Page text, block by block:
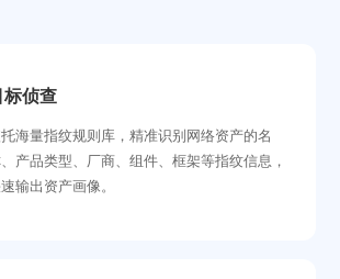
标侦查
海量指纹规则库，精准识别网络资产的名
产品类型、厂商、组件、框架等指纹信息，
输出资产画像。